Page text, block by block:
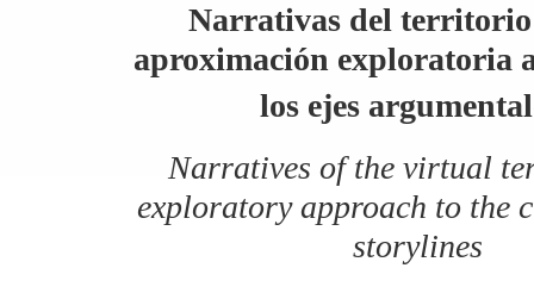
Narrativas del
aproximación exploratoria
los ejes
Narratives of the virtual
exploratory approach to the
storylines